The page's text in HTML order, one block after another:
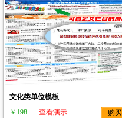
文化类单位模板
￥198
查看演示 购买